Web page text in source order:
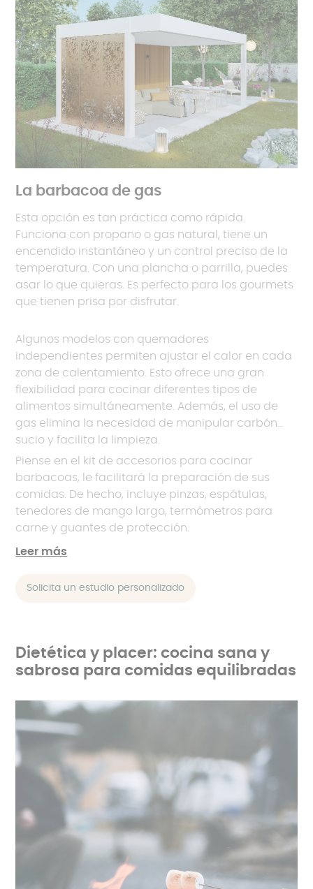
La barbacoa de gas
Esta opción es tan práctica como rápida.
Funciona con propano o gas natural, tiene un
encendido instantáneo y un control preciso de la
temperatura. Con una plancha o parrilla, puedes
asar lo que quieras. Es perfecto para los gourmets
que tienen prisa por disfrutar.
Algunos modelos con quemadores
independientes permiten ajustar el calor en cada
zona de calentamiento. Esto ofrece una gran
flexibilidad para cocinar diferentes tipos de
alimentos simultáneamente. Además, el uso de
gas elimina la necesidad de manipular carbón
sucio y facilita la limpieza.
Piense en el kit de accesorios para cocinar
barbacoas, le facilitará la preparación de sus
comidas. De hecho, incluye pinzas, espátulas,
tenedores de mango largo, termómetros para
carne y guantes de protección.
Leer más
Solicita un estudio personalizado
Dietética y placer: cocina sana y
sabrosa para comidas equilibradas